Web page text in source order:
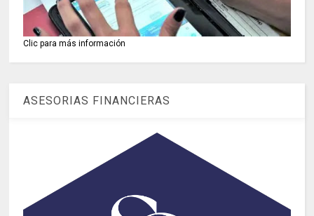
Clic para más información
ASESORIAS FINANCIERAS